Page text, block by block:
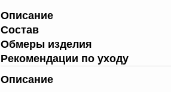
Описание
Состав
Обмеры изделия
Рекомендации по уходу
Описание